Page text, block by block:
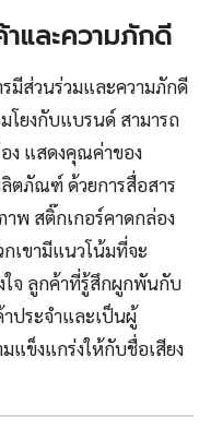
และความภักดี
รมีส่วนร่วมและความภักดี
โยงกับแบรนด์ สามารถ
ง แสดงคุณค่าของ
ตภัณฑ์ ด้วยการสื่อสาร
พ สติ๊กเกอร์คาดกล่อง
เขามีแนวโน้มที่จะ
ใจ ลูกค้าที่รู้สึกผูกพันกับ
ประจำและเป็นผู้
แข็งแกร่งให้กับชื่อเสียง